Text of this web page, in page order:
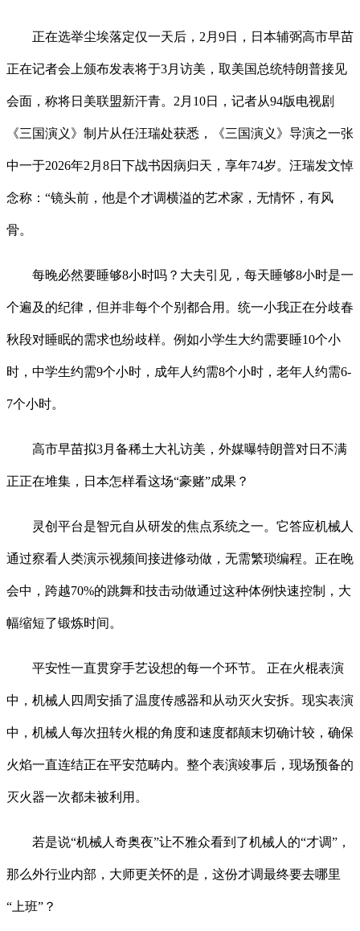
正在选举尘埃落定仅一天后，2月9日，日本辅弼高市早苗
正在记者会上颁布发表将于3月访美，取美国总统特朗普接见
会面，称将日美联盟新汗青。2月10日，记者从94版电视剧
《三国演义》制片从任汪瑞处获悉，《三国演义》导演之一张
中一于2026年2月8日下战书因病归天，享年74岁。汪瑞发文悼
念称：“镜头前，他是个才调横溢的艺术家，无情怀，有风
骨。
每晚必然要睡够8小时吗？大夫引见，每天睡够8小时是一
个遍及的纪律，但并非每个个别都合用。统一小我正在分歧春
秋段对睡眠的需求也纷歧样。例如小学生大约需要睡10个小
时，中学生约需9个小时，成年人约需8个小时，老年人约需6-
7个小时。
高市早苗拟3月备稀土大礼访美，外媒曝特朗普对日不满
正正在堆集，日本怎样看这场“豪赌”成果？
灵创平台是智元自从研发的焦点系统之一。它答应机械人
通过察看人类演示视频间接进修动做，无需繁琐编程。正在晚
会中，跨越70%的跳舞和技击动做通过这种体例快速控制，大
幅缩短了锻炼时间。
平安性一直贯穿手艺设想的每一个环节。 正在火棍表演
中，机械人四周安插了温度传感器和从动灭火安拆。现实表演
中，机械人每次扭转火棍的角度和速度都颠末切确计较，确保
火焰一直连结正在平安范畴内。整个表演竣事后，现场预备的
灭火器一次都未被利用。
若是说“机械人奇奥夜”让不雅众看到了机械人的“才调”，
那么外行业内部，大师更关怀的是，这份才调最终要去哪里
“上班”？